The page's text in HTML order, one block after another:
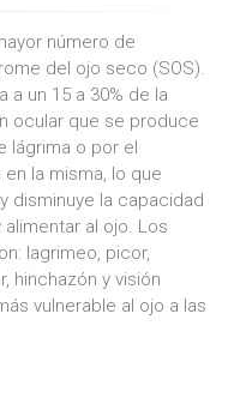
número de
del ojo seco (SOS).
un 15 a 30% de la
ocular que se produce
lágrima o por el
la misma, lo que
disminuye la capacidad
al ojo. Los
lagrimeo, picor,
hinchazón y visión
vulnerable al ojo a las